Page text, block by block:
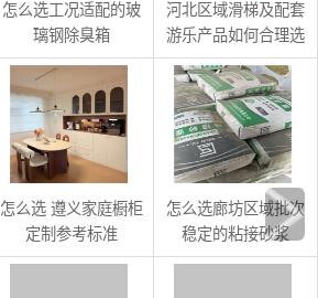
怎么选工况适配的玻
璃钢除臭箱
河北区域滑梯及配套
游乐产品如何合理选
购
怎么选 遵义家庭橱柜
定制参考标准
怎么选廊坊区域批次
稳定的粘接砂浆